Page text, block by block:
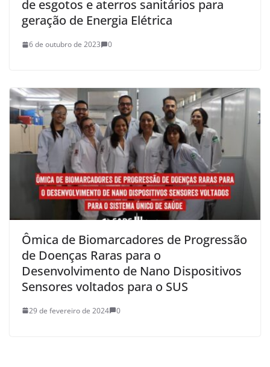
de esgotos e aterros sanitários para
geração de Energia Elétrica
6 de outubro de 2023 0
Ômica de Biomarcadores de Progressão
de Doenças Raras para o
Desenvolvimento de Nano Dispositivos
Sensores voltados para o SUS
29 de fevereiro de 2024 0